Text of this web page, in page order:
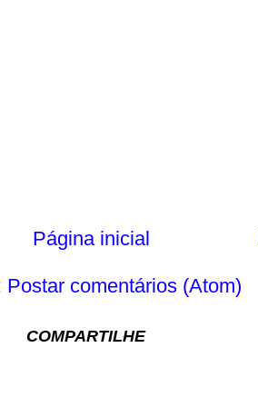
Página inicial
Postar comentários (Atom)
COMPARTILHE